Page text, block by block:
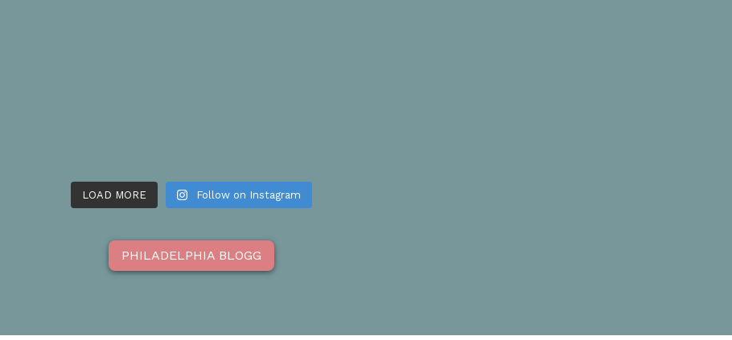
LOAD MORE Follow on Instagram
PHILADELPHIA BLOGG